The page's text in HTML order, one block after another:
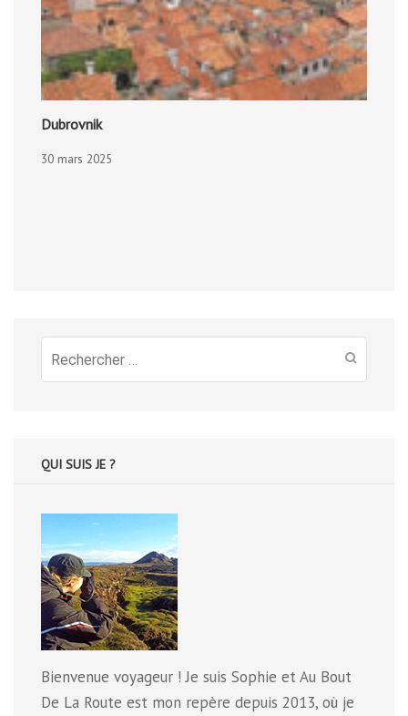
Dubrovnik
30 mars 2025
Recherche
pour
QUI SUIS JE ?
Bienvenue voyageur ! Je suis Sophie et Au Bout
De La Route est mon repère depuis 2013, où je